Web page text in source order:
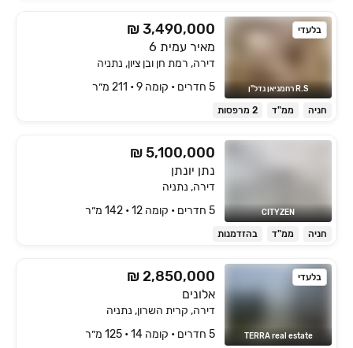
בלעדי
R.S רחמניאן נדל"ן
₪ 3,490,000
מאיר עמית 6
דירה, רמת חן ובן ציון, נתניה
5 חדרים • קומה ‎9‏ • 211 מ״ר
חניה ממ"ד 2 מרפסות
CITYZEN
₪ 5,100,000
נתן יונתן
דירה, נתניה
5 חדרים • קומה ‎12‏ • 142 מ״ר
חניה ממ"ד בהזדמנות
בלעדי
TERRA real estate
₪ 2,850,000
אלונים
דירה, קרית השרון, נתניה
5 חדרים • קומה ‎14‏ • 125 מ״ר